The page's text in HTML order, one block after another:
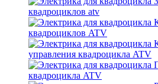
квадроциклов atv
квадроциклов ATV
управления квадроцикла ATV
квадроцикла ATV